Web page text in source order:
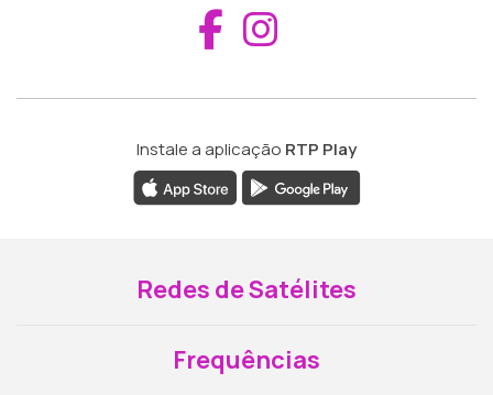
Aceder ao
Instale a aplicação RTP Play
Redes de Satélites
Frequências